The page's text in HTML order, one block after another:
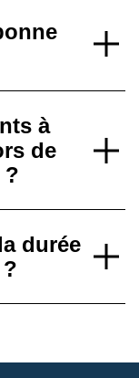
à
de
?
durée